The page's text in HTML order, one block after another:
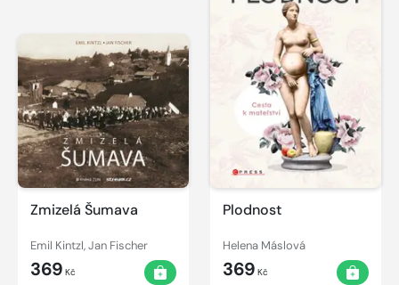
Zmizelá Šumava
Emil Kintzl, Jan Fischer
369 Kč
Plodnost
Helena Máslová
369 Kč